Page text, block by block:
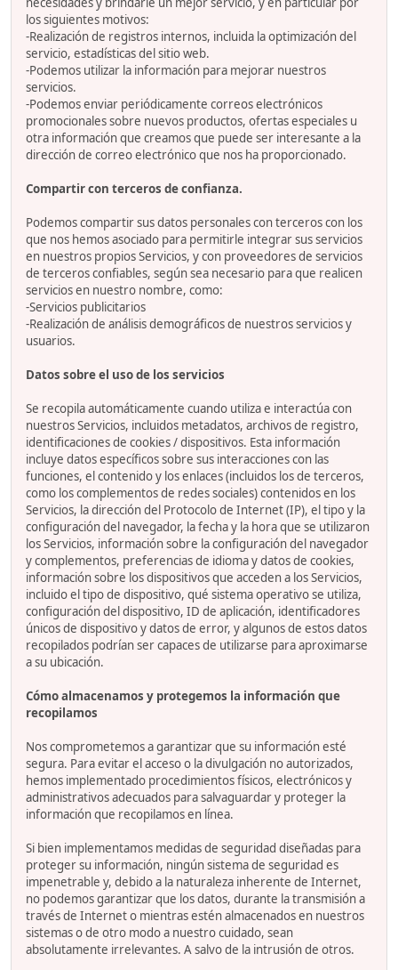
los siguientes motivos:
-Realización de registros internos, incluida la optimización del
servicio, estadísticas del sitio web.
-Podemos utilizar la información para mejorar nuestros
servicios.
-Podemos enviar periódicamente correos electrónicos
promocionales sobre nuevos productos, ofertas especiales u
otra información que creamos que puede ser interesante a la
dirección de correo electrónico que nos ha proporcionado.
Compartir con terceros de confianza.
Podemos compartir sus datos personales con terceros con los
que nos hemos asociado para permitirle integrar sus servicios
en nuestros propios Servicios, y con proveedores de servicios
de terceros confiables, según sea necesario para que realicen
servicios en nuestro nombre, como:
-Servicios publicitarios
-Realización de análisis demográficos de nuestros servicios y
usuarios.
Datos sobre el uso de los servicios
Se recopila automáticamente cuando utiliza e interactúa con
nuestros Servicios, incluidos metadatos, archivos de registro,
identificaciones de cookies / dispositivos. Esta información
incluye datos específicos sobre sus interacciones con las
funciones, el contenido y los enlaces (incluidos los de terceros,
como los complementos de redes sociales) contenidos en los
Servicios, la dirección del Protocolo de Internet (IP), el tipo y la
configuración del navegador, la fecha y la hora que se utilizaron
los Servicios, información sobre la configuración del navegador
y complementos, preferencias de idioma y datos de cookies,
información sobre los dispositivos que acceden a los Servicios,
incluido el tipo de dispositivo, qué sistema operativo se utiliza,
configuración del dispositivo, ID de aplicación, identificadores
únicos de dispositivo y datos de error, y algunos de estos datos
recopilados podrían ser capaces de utilizarse para aproximarse
a su ubicación.
Cómo almacenamos y protegemos la información que
recopilamos
Nos comprometemos a garantizar que su información esté
segura. Para evitar el acceso o la divulgación no autorizados,
hemos implementado procedimientos físicos, electrónicos y
administrativos adecuados para salvaguardar y proteger la
información que recopilamos en línea.
Si bien implementamos medidas de seguridad diseñadas para
proteger su información, ningún sistema de seguridad es
impenetrable y, debido a la naturaleza inherente de Internet,
no podemos garantizar que los datos, durante la transmisión a
través de Internet o mientras estén almacenados en nuestros
sistemas o de otro modo a nuestro cuidado, sean
absolutamente irrelevantes. A salvo de la intrusión de otros.